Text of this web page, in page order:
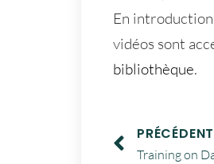
En
vidéos sont
bibliothèque.
PRÉCÉDENT
Training on